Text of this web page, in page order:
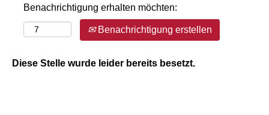
Benachrichtigung erhalten möchten:
Benachrichtigung erstellen
Diese Stelle wurde leider bereits besetzt.